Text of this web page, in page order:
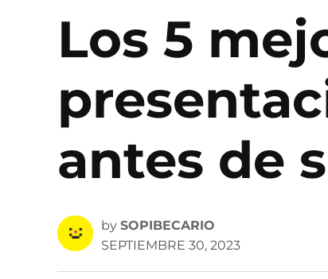
Los 5
antes de
by SOPIBECARIO
SEPTIEMBRE 30, 2023